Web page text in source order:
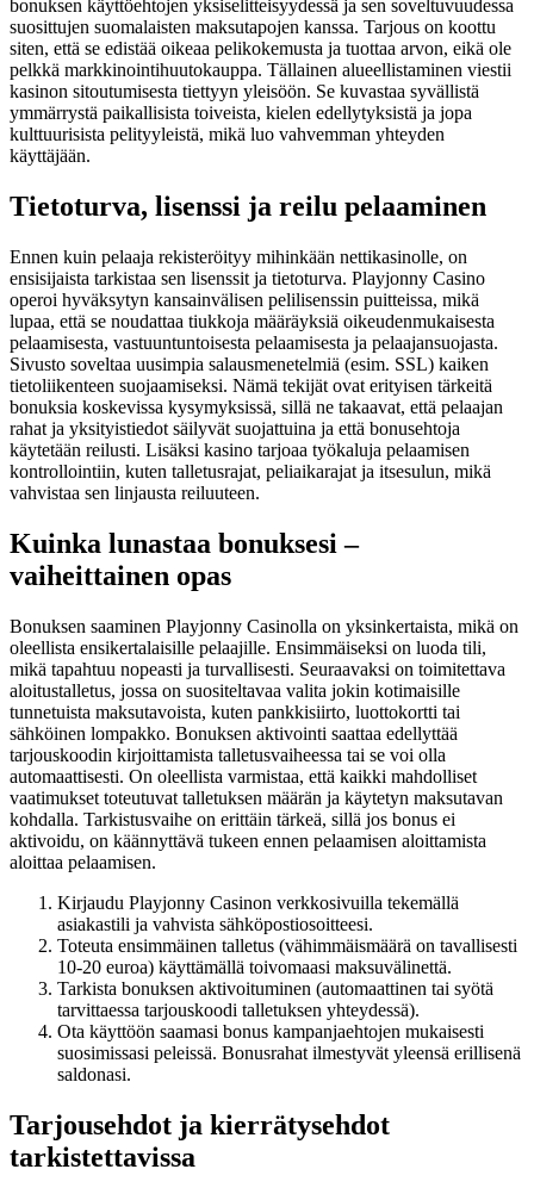
bonuksen käyttöehtojen yksiselitteisyydessä ja sen soveltuvuudessa
suosittujen suomalaisten maksutapojen kanssa. Tarjous on koottu
siten, että se edistää oikeaa pelikokemusta ja tuottaa arvon, eikä ole
pelkkä markkinointihuutokauppa. Tällainen alueellistaminen viestii
kasinon sitoutumisesta tiettyyn yleisöön. Se kuvastaa syvällistä
ymmärrystä paikallisista toiveista, kielen edellytyksistä ja jopa
kulttuurisista pelityyleistä, mikä luo vahvemman yhteyden
käyttäjään.
Tietoturva, lisenssi ja reilu pelaaminen
Ennen kuin pelaaja rekisteröityy mihinkään nettikasinolle, on
ensisijaista tarkistaa sen lisenssit ja tietoturva. Playjonny Casino
operoi hyväksytyn kansainvälisen pelilisenssin puitteissa, mikä
lupaa, että se noudattaa tiukkoja määräyksiä oikeudenmukaisesta
pelaamisesta, vastuuntuntoisesta pelaamisesta ja pelaajansuojasta.
Sivusto soveltaa uusimpia salausmenetelmiä (esim. SSL) kaiken
tietoliikenteen suojaamiseksi. Nämä tekijät ovat erityisen tärkeitä
bonuksia koskevissa kysymyksissä, sillä ne takaavat, että pelaajan
rahat ja yksityistiedot säilyvät suojattuina ja että bonusehtoja
käytetään reilusti. Lisäksi kasino tarjoaa työkaluja pelaamisen
kontrollointiin, kuten talletusrajat, peliaikarajat ja itsesulun, mikä
vahvistaa sen linjausta reiluuteen.
Kuinka lunastaa bonuksesi –
vaiheittainen opas
Bonuksen saaminen Playjonny Casinolla on yksinkertaista, mikä on
oleellista ensikertalaisille pelaajille. Ensimmäiseksi on luoda tili,
mikä tapahtuu nopeasti ja turvallisesti. Seuraavaksi on toimitettava
aloitustalletus, jossa on suositeltavaa valita jokin kotimaisille
tunnetuista maksutavoista, kuten pankkisiirto, luottokortti tai
sähköinen lompakko. Bonuksen aktivointi saattaa edellyttää
tarjouskoodin kirjoittamista talletusvaiheessa tai se voi olla
automaattisesti. On oleellista varmistaa, että kaikki mahdolliset
vaatimukset toteutuvat talletuksen määrän ja käytetyn maksutavan
kohdalla. Tarkistusvaihe on erittäin tärkeä, sillä jos bonus ei
aktivoidu, on käännyttävä tukeen ennen pelaamisen aloittamista
aloittaa pelaamisen.
Kirjaudu Playjonny Casinon verkkosivuilla tekemällä
asiakastili ja vahvista sähköpostiosoitteesi.
Toteuta ensimmäinen talletus (vähimmäismäärä on tavallisesti
10-20 euroa) käyttämällä toivomaasi maksuvälinettä.
Tarkista bonuksen aktivoituminen (automaattinen tai syötä
tarvittaessa tarjouskoodi talletuksen yhteydessä).
Ota käyttöön saamasi bonus kampanjaehtojen mukaisesti
suosimissasi peleissä. Bonusrahat ilmestyvät yleensä erillisenä
saldonasi.
Tarjousehdot ja kierrätysehdot
tarkistettavissa